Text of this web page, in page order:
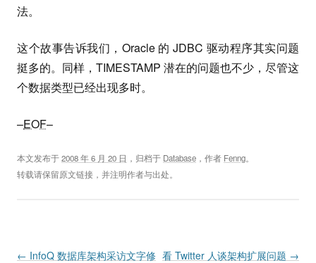
法。
这个故事告诉我们，Oracle 的 JDBC 驱动程序其实问题
挺多的。同样，TIMESTAMP 潜在的问题也不少，尽管这
个数据类型已经出现多时。
–EOF–
本文发布于2008 年 6 月 20 日 ，归档于 Database ，作者 Fenng。
转载请保留原文链接，并注明作者与出处。
Post navigation
← InfoQ 数据库架构采访文字修 看 Twitter 人谈架构扩展问题 →